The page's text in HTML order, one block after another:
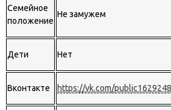
Семейное
положение
Не замужем
Дети Нет
Вконтакте https://vk.com/